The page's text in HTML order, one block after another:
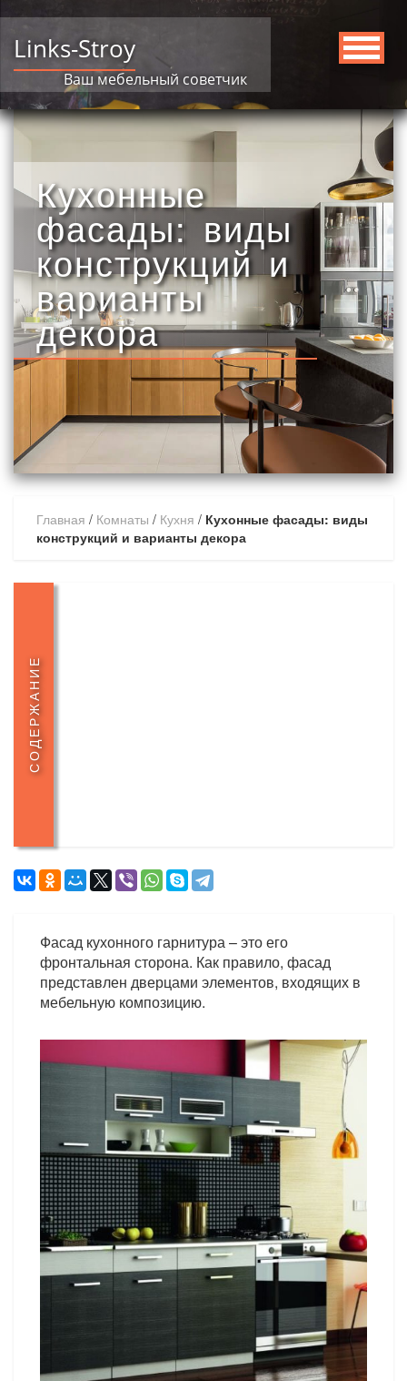
Links-Stroy
Ваш мебельный советчик
Кухонные
фасады: виды
конструкций и
варианты
декора
Главная / Комнаты / Кухня / Кухонные фасады: виды
конструкций и варианты декора
СОДЕРЖАНИЕ
Фасад кухонного гарнитура – это его
фронтальная сторона. Как правило, фасад
представлен дверцами элементов, входящих в
мебельную композицию.